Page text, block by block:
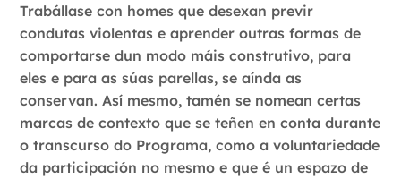
Trabállase con homes que desexan previr
condutas violentas e aprender outras formas de
comportarse dun modo máis construtivo, para
eles e para as súas parellas, se aínda as
conservan. Así mesmo, tamén se nomean certas
marcas de contexto que se teñen en conta durante
o transcurso do Programa, como a voluntariedade
da participación no mesmo e que é un espazo de